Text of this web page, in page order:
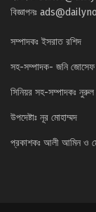
বিজ্ঞাপনঃ
সম্পাদকঃ ইসরাত রশিদ
সহ-সম্পাদক- জনি
সিনিয়র সহ-সম্পাদকঃ নুরুল
উপদেষ্টাঃ নূর মোহাম্মদ
প্রকাশকঃ আলী আমিন ও